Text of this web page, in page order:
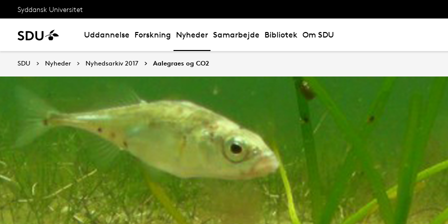
Syddansk Universitet
Uddannelse Forskning Nyheder Samarbejde Bibliotek Om SDU
SDU Nyheder Nyhedsarkiv 2017 Aalegraes og CO2